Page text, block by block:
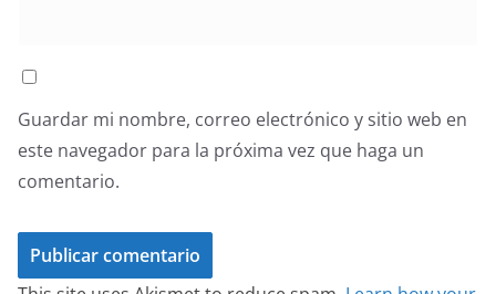
Guardar mi nombre, correo electrónico y sitio web en
este navegador para la próxima vez que haga un
comentario.